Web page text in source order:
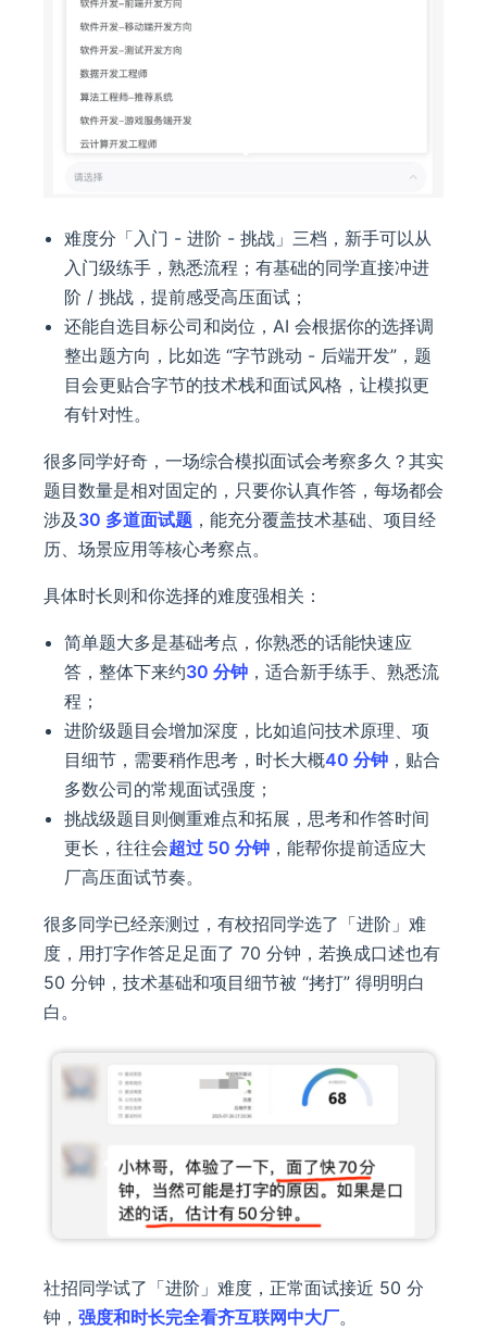
难度分「入门 - 进阶 - 挑战」三档，新手可以从
入门级练手，熟悉流程；有基础的同学直接冲进
阶 / 挑战，提前感受高压面试；
还能自选目标公司和岗位，AI 会根据你的选择调
整出题方向，比如选 “字节跳动 - 后端开发”，题
目会更贴合字节的技术栈和面试风格，让模拟更
有针对性。
很多同学好奇，一场综合模拟面试会考察多久？其实
题目数量是相对固定的，只要你认真作答，每场都会
涉及 30 多道面试题 ，能充分覆盖技术基础、项目经
历、场景应用等核心考察点。
具体时长则和你选择的难度强相关：
简单题大多是基础考点，你熟悉的话能快速应
答，整体下来约30 分钟 ，适合新手练手、熟悉流
程；
进阶级题目会增加深度，比如追问技术原理、项
目细节，需要稍作思考，时长大概40 分钟 ，贴合
多数公司的常规面试强度；
挑战级题目则侧重难点和拓展，思考和作答时间
更长，往往会超过 50 分钟 ，能帮你提前适应大
厂高压面试节奏。
很多同学已经亲测过，有校招同学选了「进阶」难
度，用打字作答足足面了 70 分钟，若换成口述也有
50 分钟，技术基础和项目细节被 “拷打” 得明明白
白。
社招同学试了「进阶」难度，正常面试接近 50 分
钟， 强度和时长完全看齐互联网中大厂。